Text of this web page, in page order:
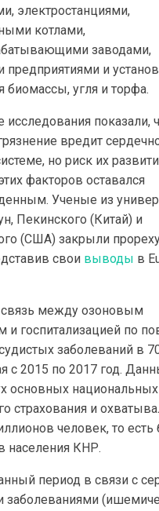
электростанциями,
котлами,
заводами,
предприятиями и
биомассы, угля и торфа.
показали,
вредит
но риск их
факторов оставался
Ученые из
Пекинского (Китай) и
(США) закрыли
свои выводы в
связь между озоновым
и госпитализацией по
заболеваний в
с 2015 по 2017 год.
основных
страхования и
человек, то есть
населения КНР.
период в связи с
заболеваниями